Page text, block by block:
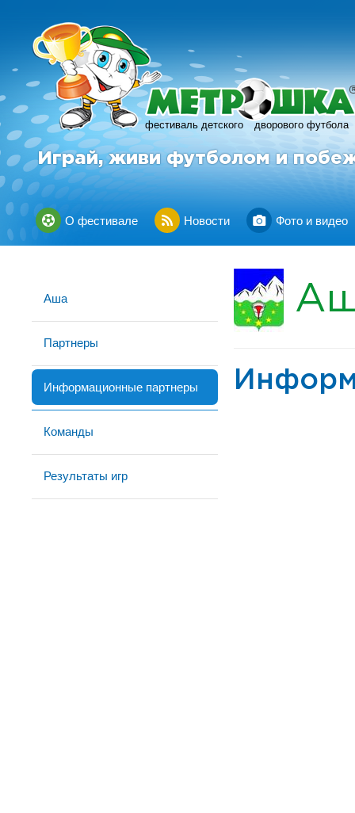
фестиваль детского дворового футбола
R
Играй, живи футболом и
О фестивале Новости Фото и видео
Аша
Партнеры
Информационные партнеры
Команды
Результаты игр